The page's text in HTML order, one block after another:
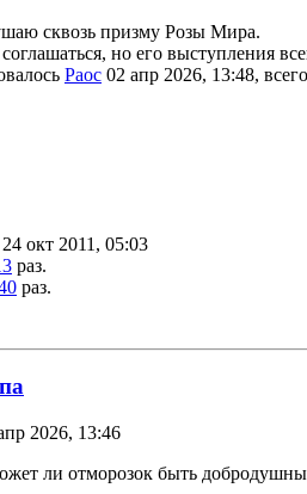
сквозь призму Розы Мира.
но его выступления
Раос 02 апр 2026, 13:48,
24 окт 2011, 05:03
раз.
раз.
2026, 13:46
ли отморозок быть